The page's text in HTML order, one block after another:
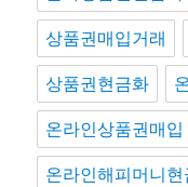
상품권매입거래
상품권현금화
온라인상품권매입
온라인해피머니현